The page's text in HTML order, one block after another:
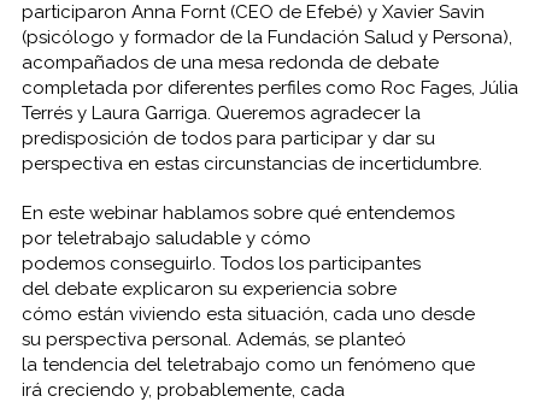
participaron Anna Fornt (CEO de Efebé) y Xavier Savin
(psicólogo y formador de la Fundación Salud y Persona),
acompañados de una mesa redonda de debate
completada por diferentes perfiles como Roc Fages, Júlia
Terrés y Laura Garriga. Queremos agradecer la
predisposición de todos para participar y dar su
perspectiva en estas circunstancias de incertidumbre.
En este webinar hablamos sobre qué entendemos
por teletrabajo saludable y cómo
podemos conseguirlo. Todos los participantes
del debate explicaron su experiencia sobre
cómo están viviendo esta situación, cada uno desde
su perspectiva personal. Además, se planteó
la tendencia del teletrabajo como un fenómeno que
irá creciendo y, probablemente, cada